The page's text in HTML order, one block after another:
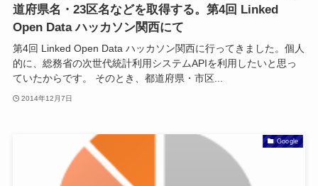
道府県名・23区名などを取得する。第4回 Linked
Open Data ハッカソン関西にて
第4回 Linked Open Data ハッカソン関西に行ってきました。個人
的に、総務省の次世代統計利用システムAPIを利用したいと思っ
ていたからです。 そのとき、都道府県・市区...
2014年12月7日
Google